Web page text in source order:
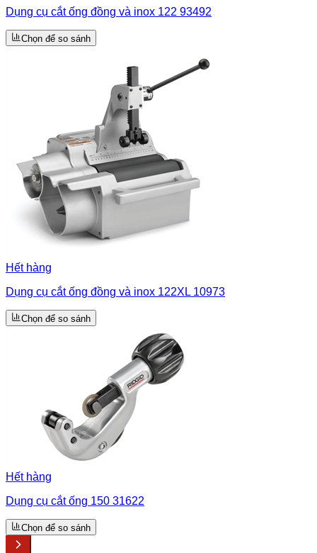
Dụng cụ cắt ống đồng và inox 122 93492
Chọn để so sánh
Hết hàng
Dụng cụ cắt ống đồng và inox 122XL 10973
Chọn để so sánh
Hết hàng
Dụng cụ cắt ống 150 31622
Chọn để so sánh